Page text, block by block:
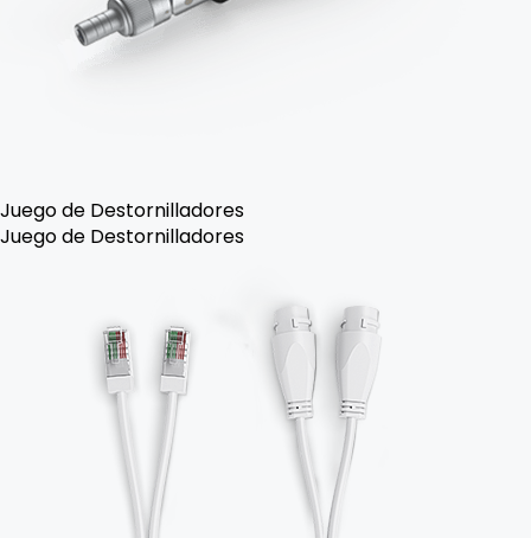
Juego de Destornilladores
Juego de Destornilladores